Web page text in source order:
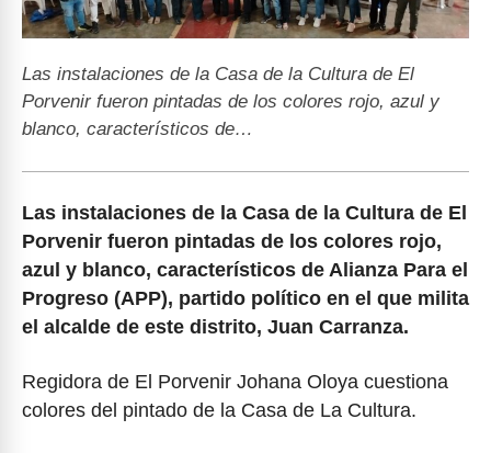
Las instalaciones de la Casa de la Cultura de El
Porvenir fueron pintadas de los colores rojo, azul y
blanco, característicos de…
Las instalaciones de la Casa de la Cultura de El
Porvenir fueron pintadas de los colores rojo,
azul y blanco, característicos de Alianza Para el
Progreso (APP), partido político en el que milita
el alcalde de este distrito, Juan Carranza.
Regidora de El Porvenir Johana Oloya cuestiona
colores del pintado de la Casa de La Cultura.